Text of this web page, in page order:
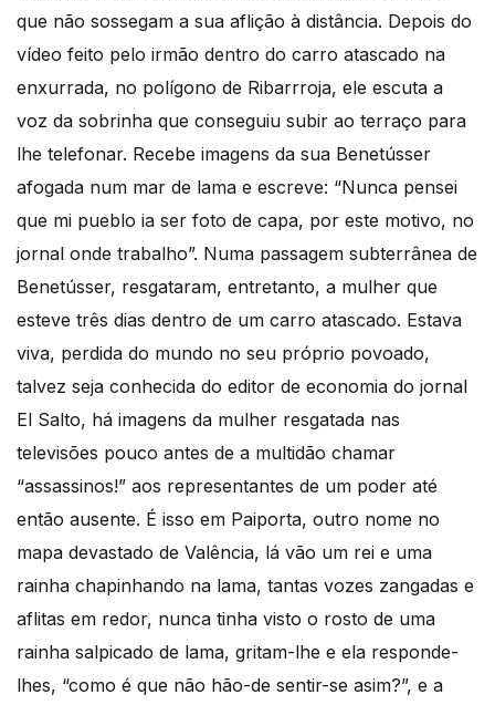
que não sossegam a sua aflição à distância. Depois do
vídeo feito pelo irmão dentro do carro atascado na
enxurrada, no polígono de Ribarrroja, ele escuta a
voz da sobrinha que conseguiu subir ao terraço para
lhe telefonar. Recebe imagens da sua Benetússer
afogada num mar de lama e escreve: “Nunca pensei
que mi pueblo ia ser foto de capa, por este motivo, no
jornal onde trabalho”. Numa passagem subterrânea de
Benetússer, resgataram, entretanto, a mulher que
esteve três dias dentro de um carro atascado. Estava
viva, perdida do mundo no seu próprio povoado,
talvez seja conhecida do editor de economia do jornal
El Salto, há imagens da mulher resgatada nas
televisões pouco antes de a multidão chamar
“assassinos!” aos representantes de um poder até
então ausente. É isso em Paiporta, outro nome no
mapa devastado de Valência, lá vão um rei e uma
rainha chapinhando na lama, tantas vozes zangadas e
aflitas em redor, nunca tinha visto o rosto de uma
rainha salpicado de lama, gritam-lhe e ela responde-
lhes, “como é que não hão-de sentir-se asim?”, e a